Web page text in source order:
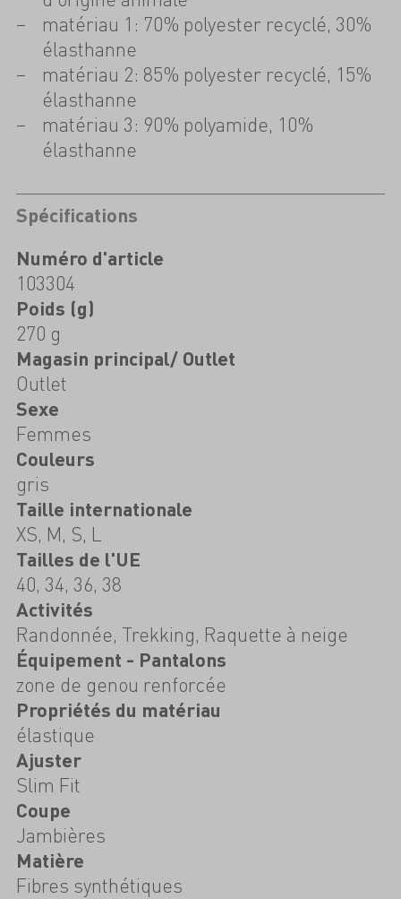
matériau 1: 70% polyester recyclé, 30%
élasthanne
matériau 2: 85% polyester recyclé, 15%
élasthanne
matériau 3: 90% polyamide, 10%
élasthanne
Spécifications
Numéro d'article
103304
Poids (g)
270 g
Magasin principal/ Outlet
Outlet
Sexe
Femmes
Couleurs
gris
Taille internationale
XS, M, S, L
Tailles de l'UE
40, 34, 36, 38
Activités
Randonnée, Trekking, Raquette à neige
Équipement - Pantalons
zone de genou renforcée
Propriétés du matériau
élastique
Ajuster
Slim Fit
Coupe
Jambières
Matière
Fibres synthétiques